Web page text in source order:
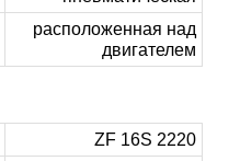
расположенная над
двигателем
ZF 16S 2220